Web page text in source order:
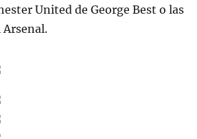
United de George Best o las
Arsenal.